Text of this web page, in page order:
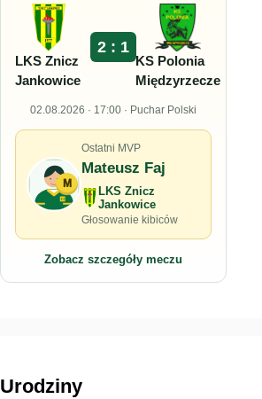
LKS Znicz
Jankowice
2 : 1
KS Polonia
Międzyrzecze
02.08.2026 · 17:00 · Puchar Polski
M
Ostatni MVP
Mateusz Faj
LKS Znicz
Jankowice
Głosowanie kibiców
Zobacz szczegóły meczu
Urodziny